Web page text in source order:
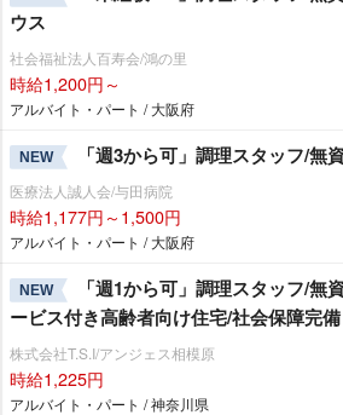
ウス
社会福祉法人百寿会/鴻の里
時給1,200円～
アルバイト・パート / 大阪府
NEW 「週3から可」調理スタッフ/無
医療法人誠人会/与田病院
時給1,177円～1,500円
アルバイト・パート / 大阪府
NEW
「週1から可」調理スタッフ/無
ービス付き高齢者向け住宅/社会保障完備
株式会社T.S.I/アンジェス相模原
時給1,225円
アルバイト・パート / 神奈川県